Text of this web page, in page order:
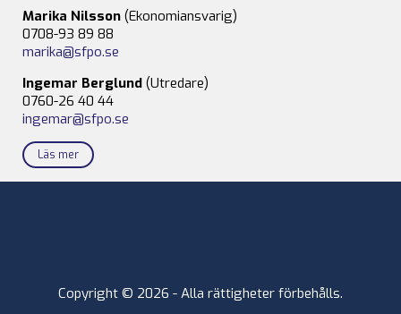
Marika Nilsson (Ekonomiansvarig)
0708-93 89 88
marika@sfpo.se
Ingemar Berglund (Utredare)
0760-26 40 44
ingemar@sfpo.se
Läs mer
Copyright © 2026 - Alla rättigheter förbehålls.